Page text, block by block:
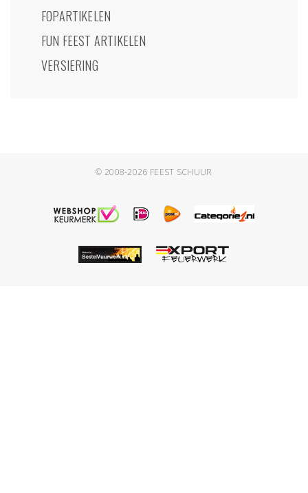
FOPARTIKELEN
FUN FEEST ARTIKELEN
VERSIERING
© 2008-2026 FEEST SCHUUR